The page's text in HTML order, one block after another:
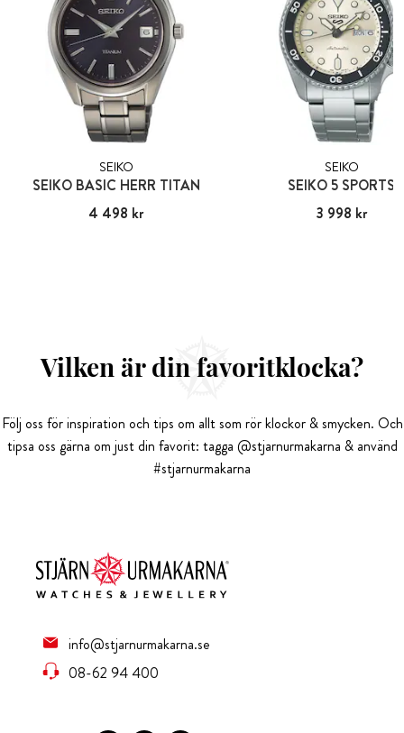
SEIKO
SEIKO BASIC HERR TITAN
Pris:4 498 kr
4 498 kr
SEIKO
SEIKO 5 SPORTS
Pris :3 998 kr
3 998 kr
Vilken är din favoritklocka?
Följ oss för inspiration och tips om allt som rör klockor & smycken. Och
tipsa oss gärna om just din favorit: tagga @stjarnurmakarna & använd
#stjarnurmakarna
info@stjarnurmakarna.se
08-62 94 400